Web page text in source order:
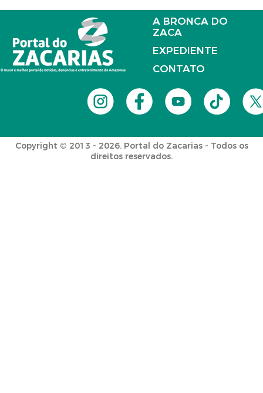
A BRONCA DO
ZACA
EXPEDIENTE
CONTATO
Copyright © 2013 - 2026. Portal do Zacarias - Todos os
direitos reservados.